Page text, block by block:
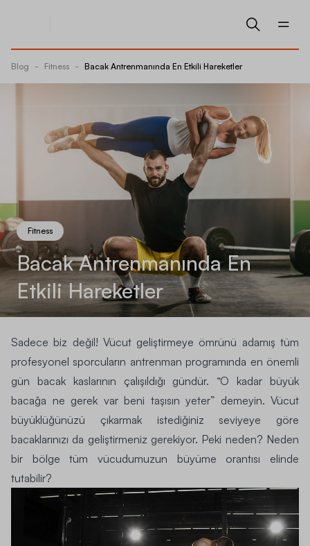
Blog - Fitness - Bacak Antrenmanında En Etkili Hareketler
Fitness
Bacak Antrenmanında En
Etkili Hareketler
Sadece biz değil! Vücut geliştirmeye ömrünü adamış tüm
profesyonel sporcuların antrenman programında en önemli
gün bacak kaslarının çalışıldığı gündür. “O kadar büyük
bacağa ne gerek var beni taşısın yeter” demeyin. Vücut
büyüklüğünüzü çıkarmak istediğiniz seviyeye göre
bacaklarınızı da geliştirmeniz gerekiyor. Peki neden? Neden
bir bölge tüm vücudumuzun büyüme orantısı elinde
tutabilir?